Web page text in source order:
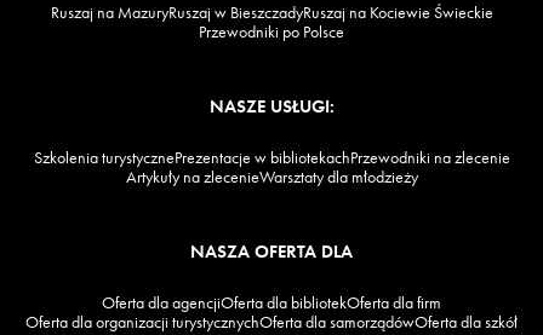
Ruszaj na MazuryRuszaj w BieszczadyRuszaj na Kociewie Świeckie
Przewodniki po Polsce
NASZE USŁUGI:
Szkolenia turystycznePrezentacje w bibliotekachPrzewodniki na zlecenie
Artykuły na zlecenieWarsztaty dla młodzieży
NASZA OFERTA DLA
Oferta dla agencjiOferta dla bibliotekOferta dla firm
Oferta dla organizacji turystycznychOferta dla samorządówOferta dla szkół